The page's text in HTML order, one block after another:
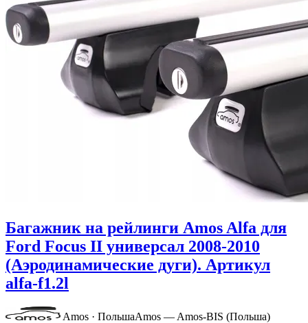
Багажник на рейлинги Amos Alfa для
Ford Focus II универсал 2008-2010
(Аэродинамические дуги). Артикул
alfa-f1.2l
Amos · ПольшаAmos — Amos-BIS (Польша)